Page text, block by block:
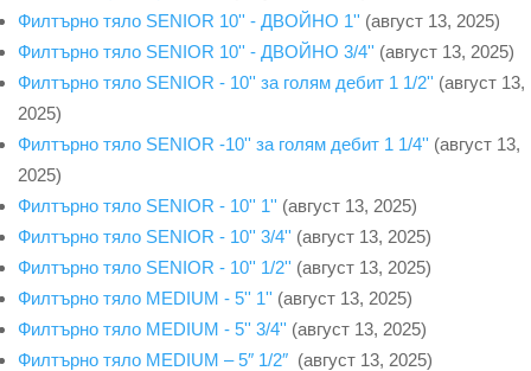
Филтърно тяло SENIOR 10'' - ДВОЙНО 1'' (август 13, 2025)
Филтърно тяло SENIOR 10'' - ДВОЙНО 3/4'' (август 13, 2025)
Филтърно тяло SENIOR - 10'' за голям дебит 1 1/2'' (август 13,
2025)
Филтърно тяло SENIOR -10'' за голям дебит 1 1/4'' (август 13,
2025)
Филтърно тяло SENIOR - 10'' 1'' (август 13, 2025)
Филтърно тяло SENIOR - 10'' 3/4'' (август 13, 2025)
Филтърно тяло SENIOR - 10'' 1/2'' (август 13, 2025)
Филтърно тяло MEDIUM - 5'' 1'' (август 13, 2025)
Филтърно тяло MEDIUM - 5'' 3/4'' (август 13, 2025)
Филтърно тяло MEDIUM – 5″ 1/2″ (август 13, 2025)